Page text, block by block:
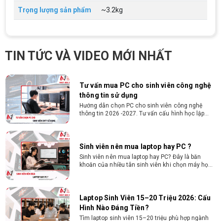
Trọng lượng sản phẩm ~3.2kg
TIN TỨC VÀ VIDEO MỚI NHẤT
bền 4 năm đại học. Tư vấn lắp đặt tại Vi Tính
SketchUp mạnh, mượt, giá ổn
Tìm hiểu ngay cấu hình máy tính học AutoCAD
Revit SketchUp mạnh, mượt, tối ưu chi phí giúp
Tư vấn mua PC cho sinh viên công nghệ
thông tin sử dụng
Hướng dẫn chọn PC cho sinh viên công nghệ
thông tin 2026 -2027. Tư vấn cấu hình học lập
Sinh viên nên mua laptop hay PC ?
Sinh viên nên mua laptop hay PC? Đây là băn
khoăn của nhiều tân sinh viên khi chọn máy học
Laptop Sinh Viên 15–20 Triệu 2026: Cấu
Hình Nào Đáng Tiền?
Tìm laptop sinh viên 15–20 triệu phù hợp ngành